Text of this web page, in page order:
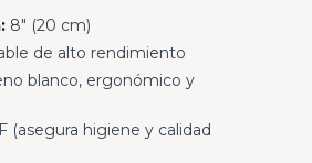
8" (20 cm)
de alto rendimiento
blanco, ergonómico y
(asegura higiene y calidad